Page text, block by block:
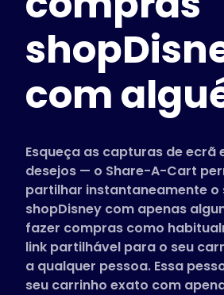
Obtenha
Iniciar
Lojas
Perguntas
com
Esqueça as capturas de ecrã
desejos — o Share-A-Cart
partilhar instantaneamente o
shopDisney com apenas
fazer compras como
link partilhável para o seu
a qualquer pessoa. Essa
seu carrinho exato com